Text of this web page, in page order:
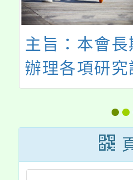
主旨：本會長
辦理各項研究
查，為貼近理
青少年國際
能力，特規
「我國青年國